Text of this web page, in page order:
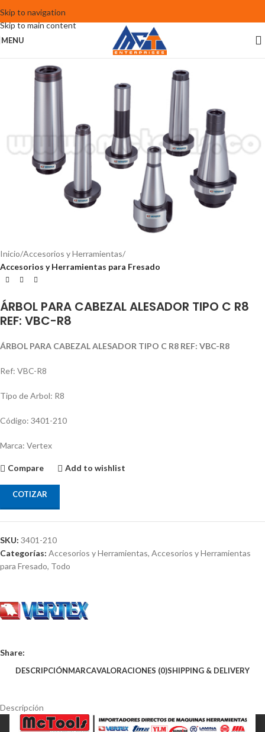
Skip to navigation
Skip to main content
MENU
Inicio Accesorios y Herramientas
Accesorios y Herramientas para Fresado
ÁRBOL PARA CABEZAL ALESADOR TIPO C R8
REF: VBC-R8
ÁRBOL PARA CABEZAL ALESADOR TIPO C R8 REF: VBC-R8
Ref: VBC-R8
Tipo de Arbol: R8
Código: 3401-210
Marca: Vertex
Compare Add to wishlist
COTIZAR
SKU: 3401-210
Categorías: Accesorios y Herramientas, Accesorios y Herramientas
para Fresado, Todo
Share:
DESCRIPCIÓNMARCAVALORACIONES (0)SHIPPING & DELIVERY
Descripción